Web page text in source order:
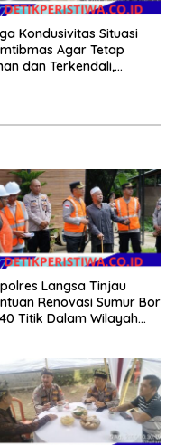
Kondusivitas Situasi
Agar Tetap
dan Terkendali,
Langsa Tinjau
Renovasi Sumur Bor
Titik Dalam Wilayah